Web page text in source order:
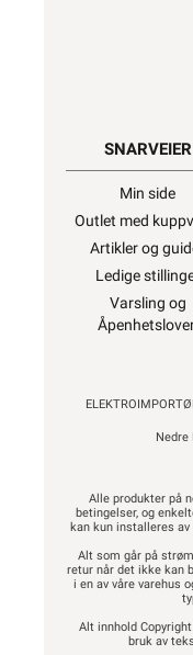
SNARVEIER
Min side
Outlet med
Artikler og
Ledige
Varsling og
Nedre
Alle produkter på
betingelser, og
kan kun installeres
Alt som går på
retur når det ikke kan
i en av våre varehus
Alt innhold
bruk av